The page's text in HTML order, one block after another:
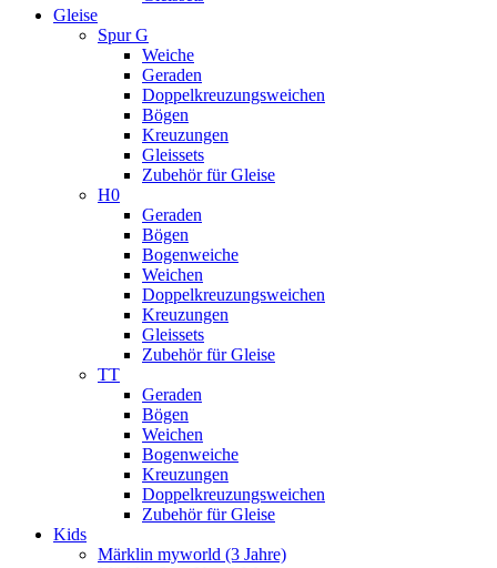
Gleise
Spur G
Weiche
Geraden
Doppelkreuzungsweichen
Bögen
Kreuzungen
Gleissets
Zubehör für Gleise
H0
Geraden
Bögen
Bogenweiche
Weichen
Doppelkreuzungsweichen
Kreuzungen
Gleissets
Zubehör für Gleise
TT
Geraden
Bögen
Weichen
Bogenweiche
Kreuzungen
Doppelkreuzungsweichen
Zubehör für Gleise
Kids
Märklin myworld (3 Jahre)